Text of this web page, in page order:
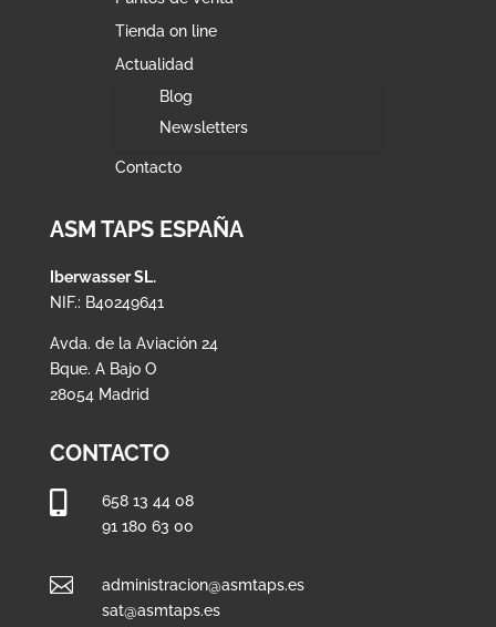
Tienda on line
Actualidad
Blog
Newsletters
Contacto
ASM TAPS ESPAÑA
Iberwasser SL.
NIF.: B40249641
Avda. de la Aviación 24
Bque. A Bajo O
28054 Madrid
CONTACTO

658 13 44 08
91 180 63 00

administracion@asmtaps.es
sat@asmtaps.es